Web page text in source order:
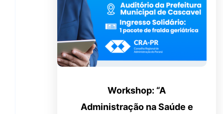
Workshop: “A
Administração na Saúde e